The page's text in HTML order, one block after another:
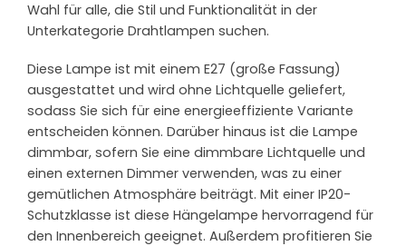
Wahl für alle, die Stil und Funktionalität in der
Unterkategorie Drahtlampen suchen.
Diese Lampe ist mit einem E27 (große Fassung)
ausgestattet und wird ohne Lichtquelle geliefert,
sodass Sie sich für eine energieeffiziente Variante
entscheiden können. Darüber hinaus ist die Lampe
dimmbar, sofern Sie eine dimmbare Lichtquelle und
einen externen Dimmer verwenden, was zu einer
gemütlichen Atmosphäre beiträgt. Mit einer IP20-
Schutzklasse ist diese Hängelampe hervorragend für
den Innenbereich geeignet. Außerdem profitieren Sie